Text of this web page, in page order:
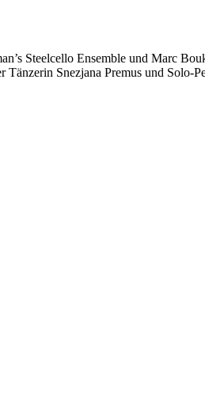
Steelcello Ensemble und Marc
Snezjana Premus und